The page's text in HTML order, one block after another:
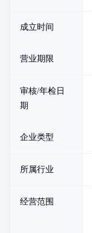
成立时间
营业期限
审核/年检日
期
企业类型
所属行业
经营范围